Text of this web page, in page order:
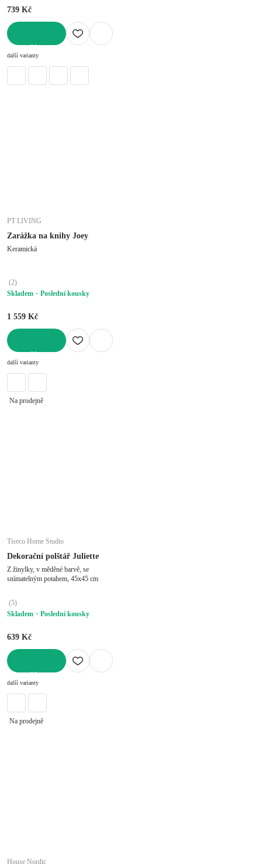
739 Kč
další varianty
PT LIVING
Zarážka na knihy Joey
Keramická
(2)
Skladem
Poslední kousky
1 559 Kč
další varianty
Na prodejně
Tiseco Home Studio
Dekorační polštář Juliette
Z žinylky, v měděné barvě, se
snímatelným potahem, 45x45 cm
(5)
Skladem
Poslední kousky
639 Kč
další varianty
Na prodejně
House Nordic